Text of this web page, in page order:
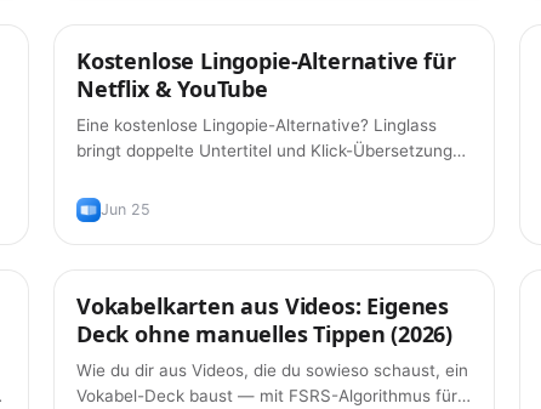
Tipps
Kostenlose Lingopie-Alternative für
Netflix & YouTube
Eine kostenlose Lingopie-Alternative? Linglass
bringt doppelte Untertitel und Klick-Übersetzung
Jun 25
Produkt
Vokabelkarten aus Videos: Eigenes
Deck ohne manuelles Tippen (2026)
Wie du dir aus Videos, die du sowieso schaust, ein
Vokabel-Deck baust — mit FSRS-Algorithmus für